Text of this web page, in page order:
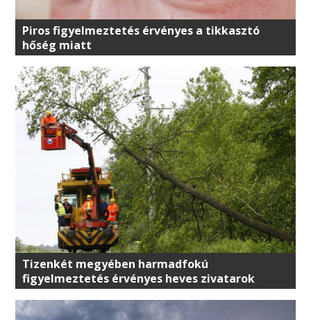
Piros figyelmeztetés érvényes a tikkasztó
hőség miatt
Tizenkét megyében harmadfokú
figyelmeztetés érvényes heves zivatarok
veszélye miatt